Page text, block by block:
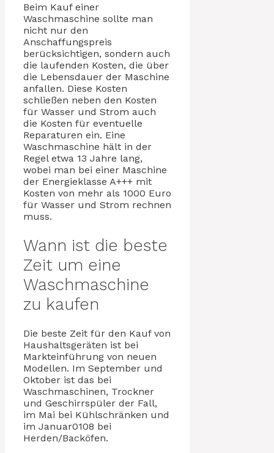
Beim Kauf einer
Waschmaschine sollte man
nicht nur den
Anschaffungspreis
berücksichtigen, sondern auch
die laufenden Kosten, die über
die Lebensdauer der Maschine
anfallen. Diese Kosten
schließen neben den Kosten
für Wasser und Strom auch
die Kosten für eventuelle
Reparaturen ein. Eine
Waschmaschine hält in der
Regel etwa 13 Jahre lang,
wobei man bei einer Maschine
der Energieklasse A+++ mit
Kosten von mehr als 1000 Euro
für Wasser und Strom rechnen
muss.
Wann ist die beste
Zeit um eine
Waschmaschine
zu kaufen
Die beste Zeit für den Kauf von
Haushaltsgeräten ist bei
Markteinführung von neuen
Modellen. Im September und
Oktober ist das bei
Waschmaschinen, Trockner
und Geschirrspüler der Fall,
im Mai bei Kühlschränken und
im Januar0108 bei
Herden/Backöfen.